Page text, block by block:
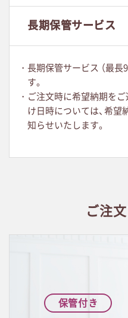
長期保管サービス
・長期保管サービ ス（最長
す。
・ご注文時に希望納期を
け日時については、 希望
知らせいたします。
ご注
保管付き